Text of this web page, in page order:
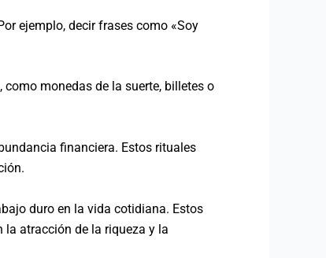
ejemplo, decir frases como «Soy
monedas de la suerte, billetes o
financiera. Estos rituales
duro en la vida cotidiana. Estos
atracción de la riqueza y la